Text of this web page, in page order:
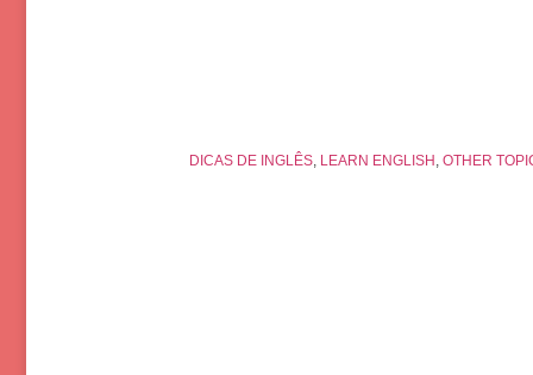
DICAS DE INGLÊS LEARN ENGLISH OTHER